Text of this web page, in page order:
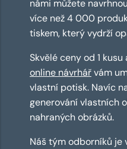
námi můžete
více než 4 000
tiskem, který vydrží
Skvělé ceny od 1
online návrhářvám
vlastní potisk. Navíc
generování vlastních
nahraných obrázků.
Náš tým odborníků je